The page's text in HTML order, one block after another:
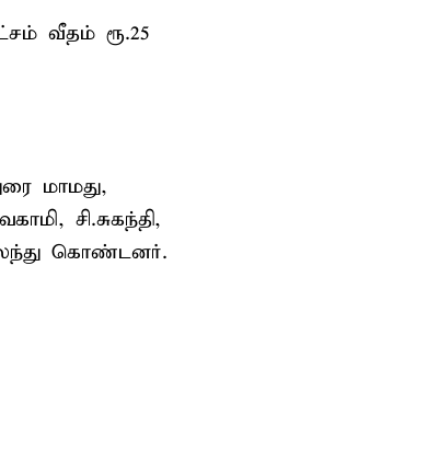
வீதம் ரூ.25
மாமது,
சி.சுகந்தி,
கொண்டனர்.